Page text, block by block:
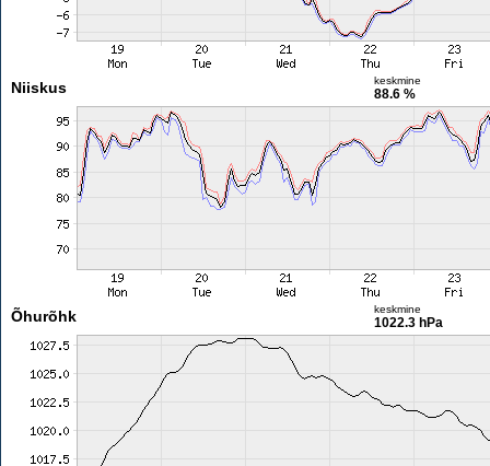
Niiskus keskmine
88.6 %
Õhurõhk keskmine
1022.3 hPa